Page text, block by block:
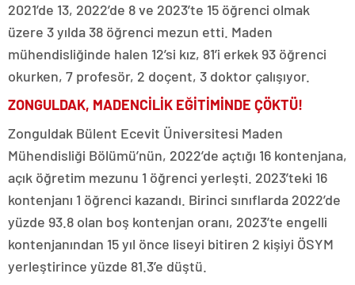
2021’de 13, 2022’de 8 ve 2023’te 15 öğrenci olmak
üzere 3 yılda 38 öğrenci mezun etti. Maden
mühendisliğinde halen 12’si kız, 81’i erkek 93 öğrenci
okurken, 7 profesör, 2 doçent, 3 doktor çalışıyor.
ZONGULDAK, MADENCİLİK EĞİTİMİNDE ÇÖKTÜ!
Zonguldak Bülent Ecevit Üniversitesi Maden
Mühendisliği Bölümü’nün, 2022’de açtığı 16 kontenjana,
açık öğretim mezunu 1 öğrenci yerleşti. 2023’teki 16
kontenjanı 1 öğrenci kazandı. Birinci sınıflarda 2022’de
yüzde 93.8 olan boş kontenjan oranı, 2023’te engelli
kontenjanından 15 yıl önce liseyi bitiren 2 kişiyi ÖSYM
yerleştirince yüzde 81.3’e düştü.